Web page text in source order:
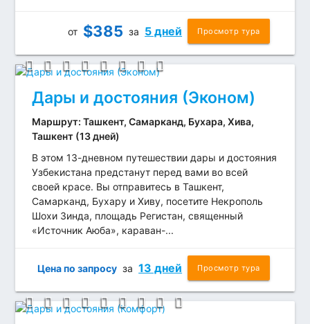
от $385 за 5 дней Просмотр тура
Дары и достояния (Эконом)
Маршрут: Ташкент, Самарканд, Бухара, Хива,
Ташкент (13 дней)
В этом 13-дневном путешествии дары и достояния
Узбекистана предстанут перед вами во всей
своей красе. Вы отправитесь в Ташкент,
Самарканд, Бухару и Хиву, посетите Некрополь
Шохи Зинда, площадь Регистан, священный
«Источник Аюба», караван-...
Цена по запросу за 13 дней Просмотр тура